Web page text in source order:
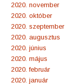
2020. november
2020. október
2020. szeptember
2020. augusztus
2020. június
2020. május
2020. február
2020. január